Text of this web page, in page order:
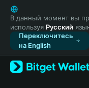
English
日本語
Tiếng Việt
Русский
Español
Türkçe
В данный момент вы
используя Русский
Переключитесь
на English